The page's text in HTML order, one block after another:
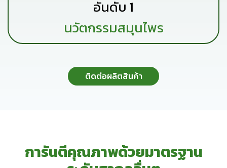
อันดับ 1
นวัตกรรมสมุนไพร
ติดต่อผลิตสินค้า
การันตีคุณภาพด้วยมาตรฐาน